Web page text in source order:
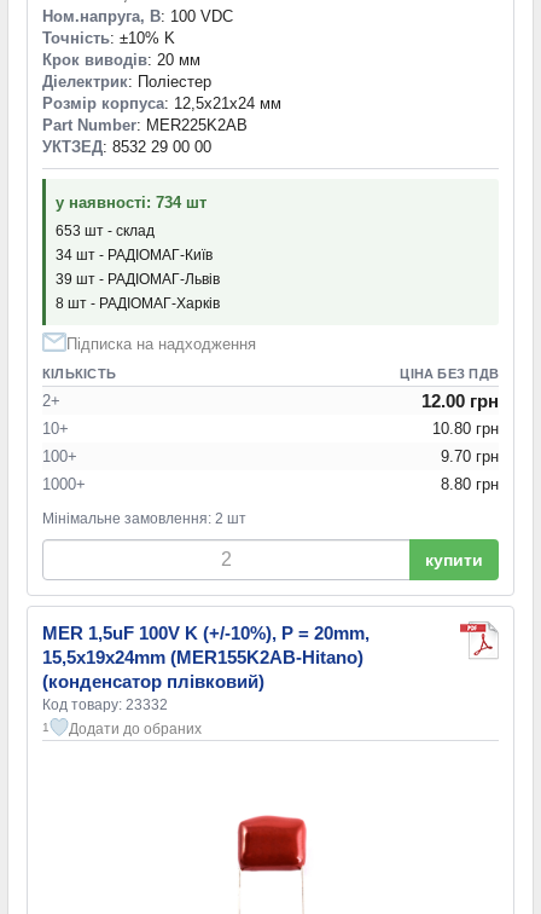
Ном.напруга, В: 100 VDC
Точність: ±10% K
Крок виводів: 20 мм
Діелектрик: Поліестер
Розмір корпуса: 12,5x21x24 мм
Part Number: MER225K2AB
УКТЗЕД: 8532 29 00 00
у наявності: 734 шт
653 шт - склад
34 шт - РАДІОМАГ-Київ
39 шт - РАДІОМАГ-Львів
8 шт - РАДІОМАГ-Харків
Підписка на надходження
КІЛЬКІСТЬ ЦІНА БЕЗ ПДВ
2+ 12.00 грн
10+
10.80 грн
100+
9.70 грн
1000+
8.80 грн
Мінімальне замовлення: 2 шт
купити
MER 1,5uF 100V K (+/-10%), P = 20mm,
15,5x19x24mm (MER155K2AB-Hitano)
(конденсатор плівковий)
Код товару: 23332
1 Додати до обраних